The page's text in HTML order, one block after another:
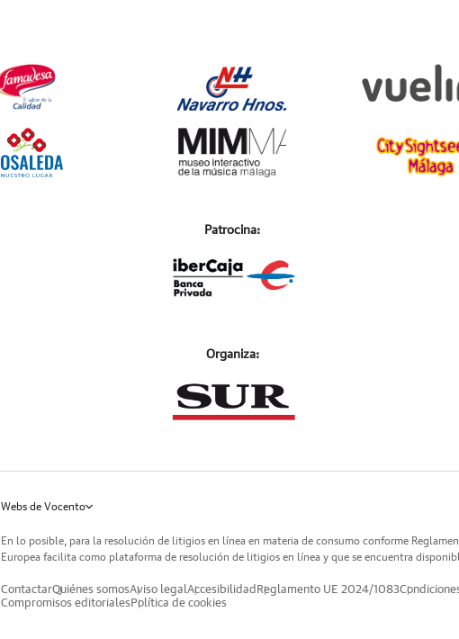
Patrocina:
Organiza:
Webs de Vocento
En lo posible, para la resolución de litigios en línea en materia de consumo conforme
Europea facilita como plataforma de resolución de litigios en línea y que se encuentra
ContactarQuiénes somosAviso legalAccesibilidad Reglamento UE 2024/1083
Compromisos editorialesPolítica de cookies